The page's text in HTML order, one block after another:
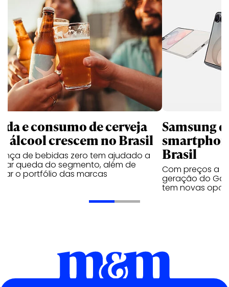
e consumo de cerveja
álcool crescem no Brasil
de bebidas zero tem ajudado a
queda do segmento, além de
o portfólio das marcas
Samsung
Brasil
Com preços a
geração do
tem novas